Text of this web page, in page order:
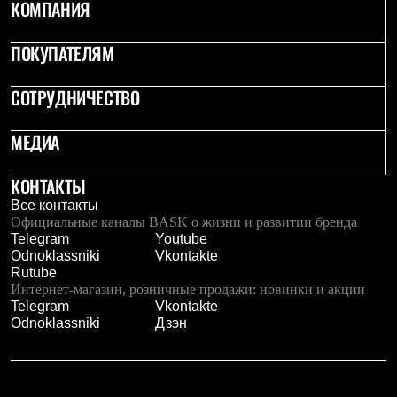
Брюки
Софтшелл одежда
Флисовая одежда
Брюки
Жилеты
Термобелье
Комплект термобелья
Снаряжение
Палатки и тенты
Палатки
Тенты
Аксессуары для палаток
Рюкзаки
Экспедиционные
Легкоходные
Альпинистские
Городские
Спальные мешки
КОМПАНИЯ
ПОКУПАТЕЛЯМ
СОТРУДНИЧЕСТВО
МЕДИА
КОНТАКТЫ
Все контакты
Официальные каналы BASK о жизни и развитии бренда
Telegram
Youtube
Odnoklassniki
Vkontakte
Rutube
Интернет-магазин, розничные продажи: новинки и акции
Telegram
Vkontakte
Odnoklassniki
Дзэн